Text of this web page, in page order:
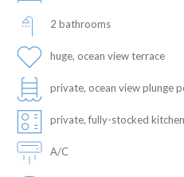
2 bathrooms
huge, ocean view terrace
private, ocean view plunge
private, fully-stocked kitchen
A/C